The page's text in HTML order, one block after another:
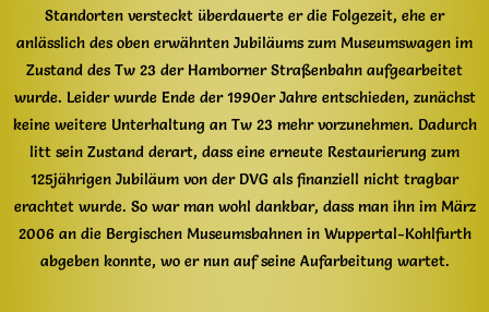
Standorten versteckt überdauerte er die Folgezeit, ehe er
anlässlich des oben erwähnten Jubiläums zum Museumswagen im
Zustand des Tw 23 der Hamborner Straßenbahn aufgearbeitet
wurde. Leider wurde Ende der 1990er Jahre entschieden, zunächst
keine weitere Unterhaltung an Tw 23 mehr vorzunehmen. Dadurch
litt sein Zustand derart, dass eine erneute Restaurierung zum
125jährigen Jubiläum von der DVG als finanziell nicht tragbar
erachtet wurde. So war man wohl dankbar, dass man ihn im März
2006 an die Bergischen Museumsbahnen in Wuppertal-Kohlfurth
abgeben konnte, wo er nun auf seine Aufarbeitung wartet.